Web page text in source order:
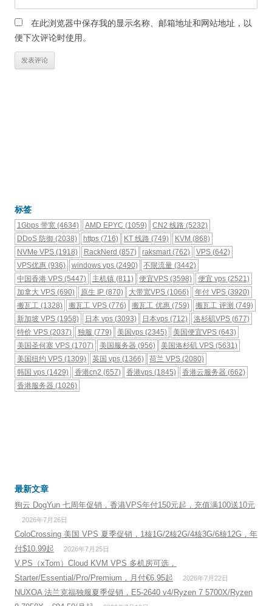
在此浏览器中保存我的显示名称、邮箱地址和网站地址，以
便下次评论时使用。
标签
1Gbps 带宽 (4634) AMD EPYC (1059) CN2 线路 (5232)
DDoS 防御 (2038) https(716) KT 线路 (749) KVM (868)
NVMe VPS (1918) RackNerd (857) raksmart(762) VPS(642)
VPS优惠 (936) windows vps(2490) 不限流量 (3442)
中国香港 VPS (5447) 主机镇(811) 便宜VPS (3598) 便宜 vps(2521)
加拿大 VPS (690) 原生 IP(870) 大带宽VPS (1066) 年付 VPS(3920)
搬瓦工 (1328) 搬瓦工 VPS(776) 搬瓦工 优惠 (759) 搬瓦工 评测 (749)
新加坡 VPS (1958) 日本 vps(3093) 日本vps (712) 洛杉矶VPS(677)
特价 VPS (2037) 独服 (779) 美国vps (2345) 美国便宜VPS(643)
美国圣何塞 VPS (1707) 美国服务器 (956) 美国洛杉矶 VPS (5631)
美国纽约 VPS (1309) 英国 vps(1366) 荷兰 VPS (2080)
韩国 vps (1429) 香港cn2 (657) 香港vps (1845) 香港云服务器 (662)
香港服务器 (1026)
最新文章
狗云 DogYun 七周年促销，香港VPS年付150元起，充值满100送10元
2026年7月26日
ColoCrossing 美国 VPS 夏季促销，1核1G/2核2G/4核3G/6核12G，年
付$10.99起
2026年7月25日
V.PS（xTom）Cloud KVM VPS 多机房可选，
Starter/Essential/Pro/Premium，月付€6.95起
2026年7月22日
NUXOA 法兰克福独服夏季促销，E5-2640 v4/Ryzen 7 5700X/Ryzen